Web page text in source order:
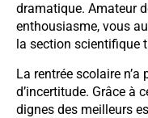
dramatique. Amateur
enthousiasme, vous
la section scientifique
La rentrée scolaire
d’incertitude. Grâce à
dignes des meilleurs